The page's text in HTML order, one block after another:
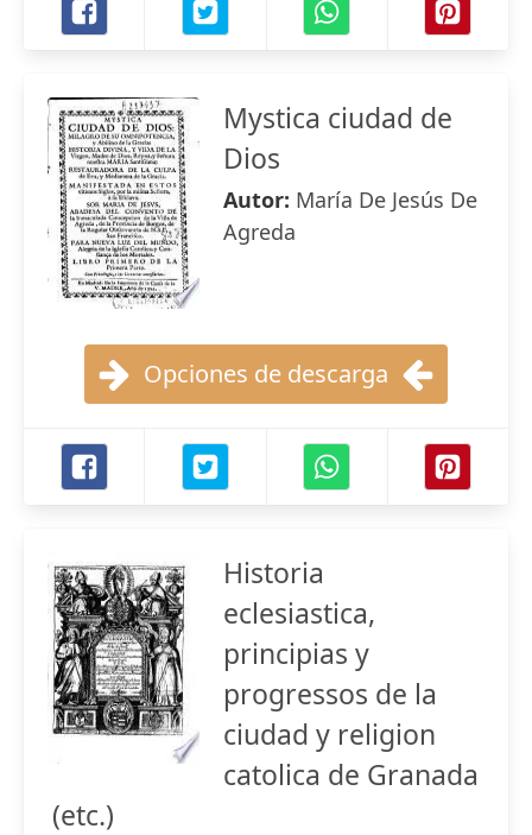
Mystica ciudad de
Dios
Autor: María De Jesús De
Agreda
Opciones de descarga
Historia
eclesiastica,
principias y
progressos de la
ciudad y religion
catolica de Granada
(etc.)